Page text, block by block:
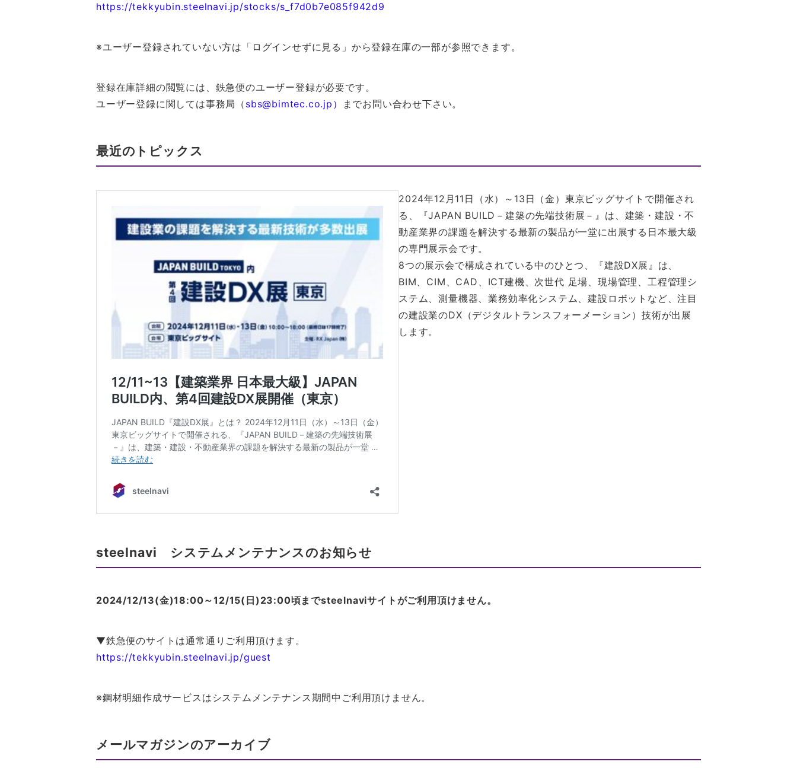
https://tekkyubin.steelnavi.jp/stocks/s_f7d0b7e085f942d9
※ユーザー登録されていない方は「ログインせずに見る」から登録在庫の一部が参照できます。
登録在庫詳細の閲覧には、鉄急便のユーザー登録が必要です。
ユーザー登録に関しては事務局（ sbs@bimtec.co.jp） までお問い合わせ下さい。
最近のトピックス
2024年12月11日（水）～13日（金）東京ビッグサイトで開催され
る、『JAPAN BUILD－建築の先端技術展－』は、建築・建設・不
動産業界の課題を解決する最新の製品が一堂に出展する日本最大級
の専門展示会です。
8つの展示会で構成されている中のひとつ、『建設DX展』は、
BIM、CIM、CAD、ICT建機、次世代 足場、現場管理、工程管理シ
ステム、測量機器、業務効率化システム、建設ロボットなど、注目
の建設業のDX（デジタルトランスフォーメーション）技術が出展
します。
steelnavi システムメンテナンスのお知らせ
2024/12/13(金)18:00～12/15(日)23:00頃までsteelnaviサイトがご利用頂けません。
▼鉄急便のサイトは通常通りご利用頂けます。
https://tekkyubin.steelnavi.jp/guest
※鋼材明細作成サービスはシステムメンテナンス期間中ご利用頂けません。
メールマガジンのアーカイブ